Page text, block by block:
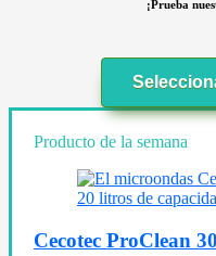
¡Prueba
Producto de la semana
Cecotec ProClean